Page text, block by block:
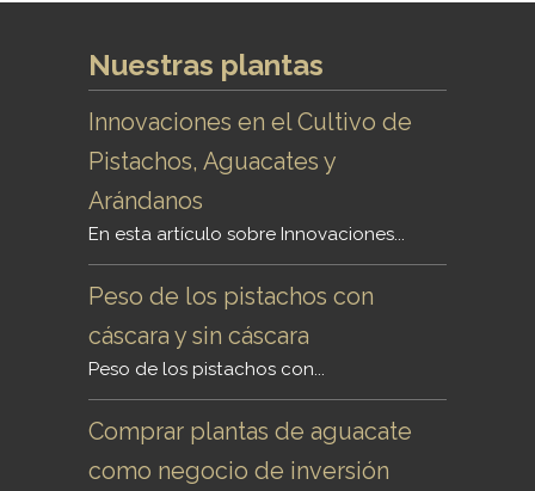
Nuestras plantas
Innovaciones en el Cultivo de
Pistachos, Aguacates y
Arándanos
En esta artículo sobre Innovaciones...
Peso de los pistachos con
cáscara y sin cáscara
Peso de los pistachos con...
Comprar plantas de aguacate
como negocio de inversión